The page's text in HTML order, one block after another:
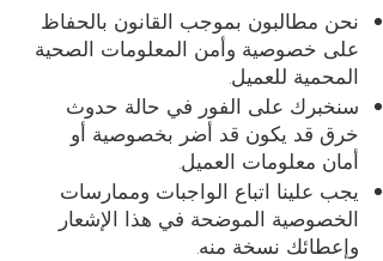
نحن مطالبون بموجب القانون بالحفاظ
على خصوصية وأمن المعلومات الصحية
المحمية للعميل.
سنخبرك على الفور في حالة حدوث
خرق قد يكون قد أضر بخصوصية أو
أمان معلومات العميل.
يجب علينا اتباع الواجبات وممارسات
الخصوصية الموضحة في هذا الإشعار
وإعطائك نسخة منه.